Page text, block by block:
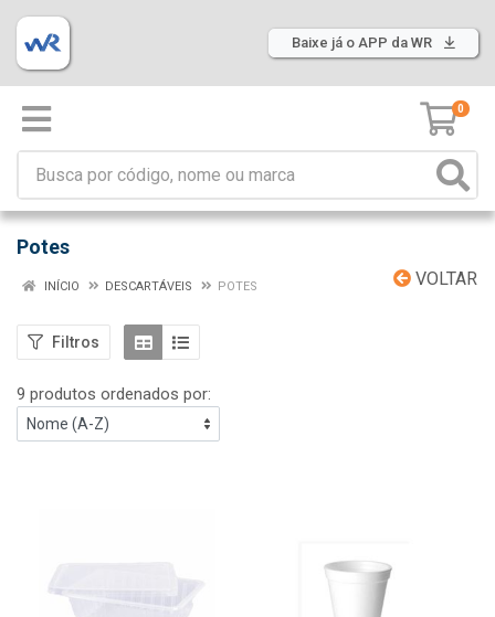
Baixe já o APP da WR
0
Potes
VOLTAR
INÍCIO DESCARTÁVEIS POTES
Filtros
9 produtos ordenados por: